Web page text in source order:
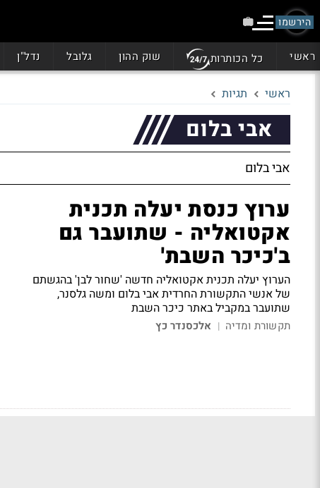
הירשמו
ראשי כל הכותרות שוק ההון גלובל נדל"ן
ראשי תגיות
אבי בלום
אבי בלום
ערוץ כנסת יעלה תכנית
אקטואליה - שתועבר גם
ב'כיכר השבת'
הערוץ יעלה תכנית אקטואליה חדשה 'שחור לבן' בהגשתם
של אנשי התקשורת החרדית אבי בלום ומשה גלסנר,
שתועבר במקביל באתר כיכר השבת
תקשורת ומדיה | אלכסנדר כץ